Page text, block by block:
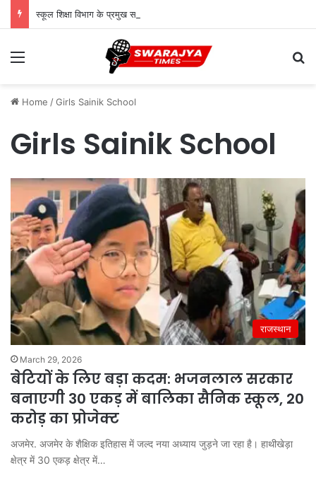
Menu
Home /Girls Sainik School
Girls Sainik School
राजस्थान
March 29, 2026
बेटियों के लिए बड़ा कदम: भजनलाल सरकार
बनाएगी 30 एकड़ में बालिका सैनिक स्कूल, 20
करोड़ का प्रोजेक्ट
अजमेर. अजमेर के शैक्षिक इतिहास में जल्द नया अध्याय जुड़ने जा रहा है। हाथीखेड़ा
क्षेत्र में 30 एकड़ क्षेत्र में…